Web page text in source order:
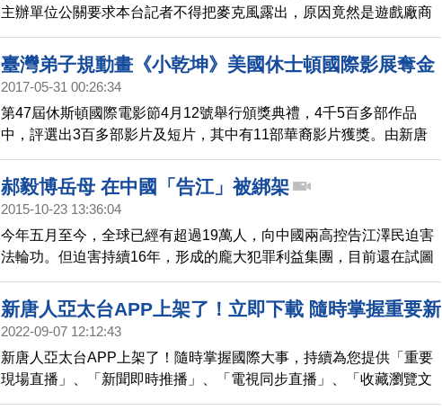
主辦單位公關要求本台記者不得把麥克風露出，原因竟然是遊戲廠商
背後有中國廠商。
臺灣弟子規動畫《小乾坤》美國休士頓國際影展奪金
2017-05-31 00:26:34
第47屆休斯頓國際電影節4月12號舉行頒獎典禮，4千5百多部作品
中，評選出3百多部影片及短片，其中有11部華裔影片獲獎。由新唐
人亞太台製作的3D兒童動畫片《天庭小子-小乾坤》 獲得兒童類電視
節目金獎，也是台灣第一部榮獲這項殊榮的動畫影片。
郝毅博岳母 在中國「告江」被綁架
2015-10-23 13:36:04
今年五月至今，全球已經有超過19萬人，向中國兩高控告江澤民迫害
法輪功。但迫害持續16年，形成的龐大犯罪利益集團，目前還在試圖
阻擋「法辦迫害元兇」。新唐人氣象主播 臣倩的媽媽，同時也是老外
主持人郝毅博的岳母，就因為控告江澤民，在這個星期三，被黑龍江
警方抓捕。
新唐人亞太台APP上架了！立即下載 隨時掌握重要新
聞！
2022-09-07 12:12:43
新唐人亞太台APP上架了！隨時掌握國際大事，持續為您提供「重要
現場直播」、「新聞即時推播」、「電視同步直播」、「收藏瀏覽文
章」等好用功能，邀請大家一起來下載。